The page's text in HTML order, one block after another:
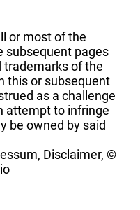
or most of the
subsequent pages
trademarks of the
this or subsequent
as a challenge
attempt to infringe
be owned by said
Disclaimer, ©